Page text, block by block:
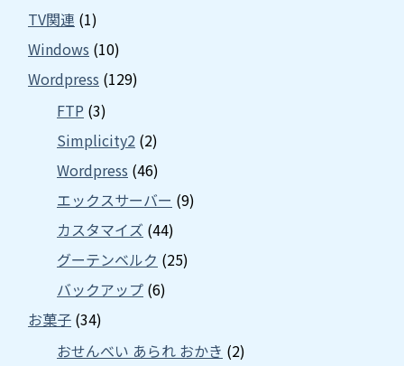
TV関連 (1)
Windows (10)
Wordpress (129)
FTP (3)
Simplicity2 (2)
Wordpress (46)
エックスサーバー (9)
カスタマイズ (44)
グーテンベルク (25)
バックアップ (6)
お菓子 (34)
おせんべい あられ おかき (2)